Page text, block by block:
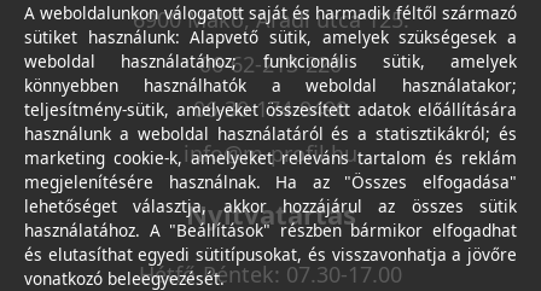
6900 Makó, Aradi utca 125.
06-62-213-220
06-30-174-9490
info@m-profil.hu
Nyitvatartás
Hétfő-Péntek: 07.30-17.00
A weboldalunkon válogatott saját és harmadik féltől származó
sütiket használunk: Alapvető sütik, amelyek szükségesek a
weboldal használatához; funkcionális sütik, amelyek
könnyebben használhatók a weboldal használatakor;
teljesítmény-sütik, amelyeket összesített adatok előállítására
használunk a weboldal használatáról és a statisztikákról; és
marketing cookie-k, amelyeket releváns tartalom és reklám
megjelenítésére használnak. Ha az "Összes elfogadása"
lehetőséget választja, akkor hozzájárul az összes sütik
használatához. A "Beállítások" részben bármikor elfogadhat
és elutasíthat egyedi sütitípusokat, és visszavonhatja a jövőre
vonatkozó beleegyezését.